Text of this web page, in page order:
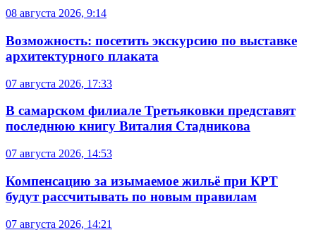
08 августа 2026, 9:14
Возможность: посетить экскурсию по выставке
архитектурного плаката
07 августа 2026, 17:33
В самарском филиале Третьяковки представят
последнюю книгу Виталия Стадникова
07 августа 2026, 14:53
Компенсацию за изымаемое жильё при КРТ
будут рассчитывать по новым правилам
07 августа 2026, 14:21